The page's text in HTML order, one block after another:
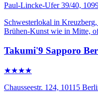
Paul-Lincke-Ufer 39/40,
Schwesterlokal in
Brühen-Kunst wie in Mitte,
Takumi'9 Sapporo
★★★★
Chausseestr. 124, 10115